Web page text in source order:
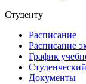
Студенту
Расписание
Расписание
График
Документы